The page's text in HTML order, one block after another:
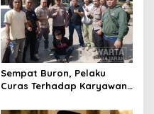
Sempat Buron, Pelaku
Curas Terhadap Karyawan
Ditangkap Polisi